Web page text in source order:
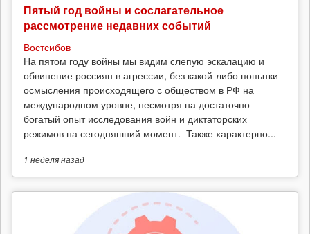
Пятый год войны и сослагательное
рассмотрение недавних событий
Востсибов
На пятом году войны мы видим слепую эскалацию и
обвинение россиян в агрессии, без какой-либо попытки
осмысления происходящего с обществом в РФ на
международном уровне, несмотря на достаточно
богатый опыт исследования войн и диктаторских
режимов на сегодняшний момент. Также характерно...
1 неделяназад